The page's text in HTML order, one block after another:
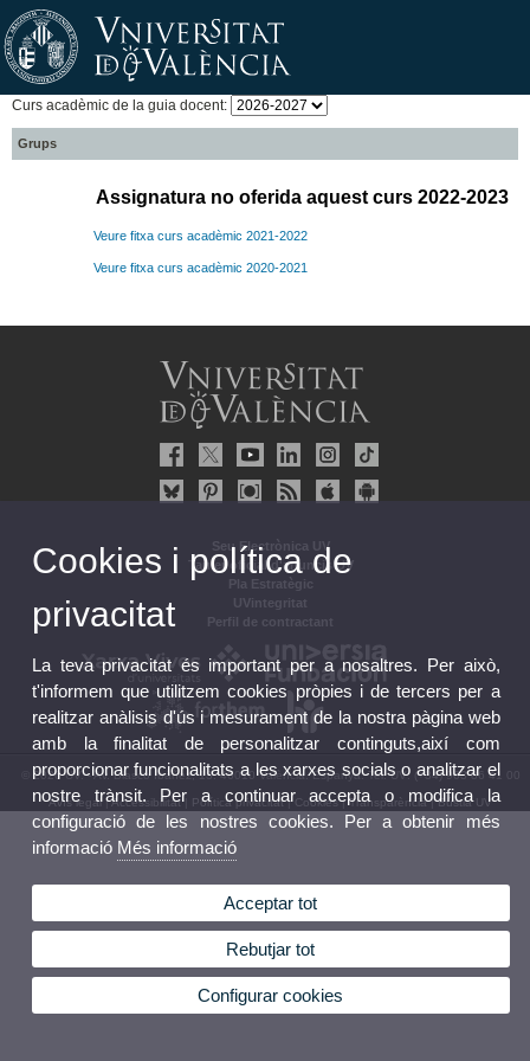
Curs acadèmic de la guia docent:
Grups
Assignatura no oferida aquest curs 2022-2023
Veure fitxa curs acadèmic 2021-2022
Veure fitxa curs acadèmic 2020-2021
Seu Electrònica UV
Tauler oficial d'anuncis UV
Pla Estratègic
UVintegritat
Perfil de contractant
© 2026 UV. - Av. Blasco Ibáñez, 13. 46010 València. Espanya. Tel. UV: (+34) 963 86 41 00
Avís legal|Accessibilitat| Política privacitat| Cookies|Transparència|Bústia UV
Cookies i política de
privacitat
La teva privacitat és important per a nosaltres. Per això,
t'informem que utilitzem cookies pròpies i de tercers per a
realitzar anàlisis d'ús i mesurament de la nostra pàgina web
amb la finalitat de personalitzar continguts,així com
proporcionar funcionalitats a les xarxes socials o analitzar el
nostre trànsit. Per a continuar accepta o modifica la
configuració de les nostres cookies. Per a obtenir més
informació Més informació
Acceptar tot
Rebutjar tot
Configurar cookies